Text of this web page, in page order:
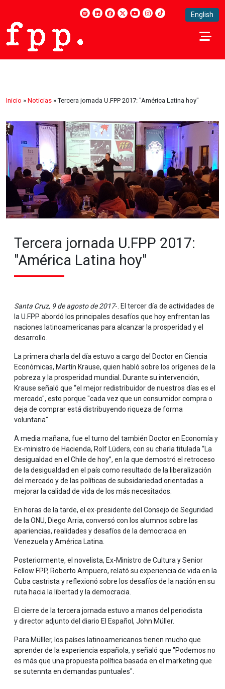
English
Inicio » Noticias »Tercera jornada U.FPP 2017: "América Latina hoy"
Tercera jornada U.FPP 2017:
"América Latina hoy"
Santa Cruz, 9 de agosto de 2017-. El tercer día de actividades de
la U.FPP abordó los principales desafíos que hoy enfrentan las
naciones latinoamericanas para alcanzar la prosperidad y el
desarrollo.
La primera charla del día estuvo a cargo del Doctor en Ciencia
Económicas, Martín Krause, quien habló sobre los orígenes de la
pobreza y la prosperidad mundial. Durante su intervención,
Krause señaló que “el mejor redistribuidor de nuestros días es el
mercado", esto porque "cada vez que un consumidor compra o
deja de comprar está distribuyendo riqueza de forma
voluntaria".
A media mañana, fue el turno del también Doctor en Economía y
Ex-ministro de Hacienda, Rolf Lüders, con su charla titulada “La
desigualdad en el Chile de hoy”, en la que demostró el retroceso
de la desigualdad en el país como resultado de la liberalización
del mercado y de las políticas de subsidariedad orientadas a
mejorar la calidad de vida de los más necesitados.
En horas de la tarde, el ex-presidente del Consejo de Seguridad
de la ONU, Diego Arria, conversó con los alumnos sobre las
apariencias, realidades y desafíos de la democracia en
Venezuela y América Latina.
Posteriormente, el novelista, Ex-Ministro de Cultura y Senior
Fellow FPP, Roberto Ampuero, relató su experiencia de vida en la
Cuba castrista y reflexionó sobre los desafíos de la nación en su
ruta hacia la libertad y la democracia.
El cierre de la tercera jornada estuvo a manos del periodista
y director adjunto del diario El Español, John Müller.
Para Mülller, los países latinoamericanos tienen mucho que
aprender de la experiencia española, y señaló que "Podemos no
es más que una propuesta política basada en el marketing que
se sutennta en demandas puntuales".